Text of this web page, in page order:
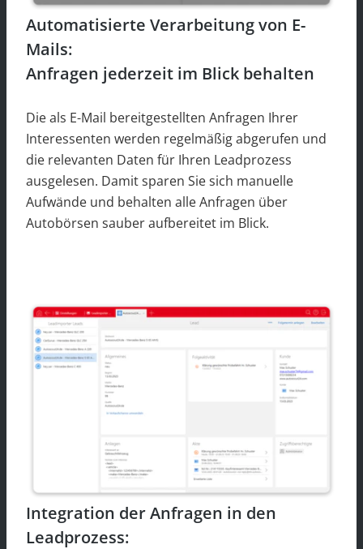
Automatisierte Verarbeitung von E-
Mails:
Anfragen jederzeit im Blick behalten
Die als E-Mail bereitgestellten Anfragen Ihrer
Interessenten werden regelmäßig abgerufen und
die relevanten Daten für Ihren Leadprozess
ausgelesen. Damit sparen Sie sich manuelle
Aufwände und behalten alle Anfragen über
Autobörsen sauber aufbereitet im Blick.
Integration der Anfragen in den
Leadprozess: